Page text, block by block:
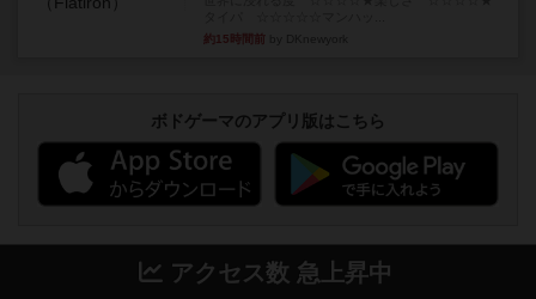
約15時間前
ボドゲーマのアプリ版はこちら
アクセス数 急上昇中